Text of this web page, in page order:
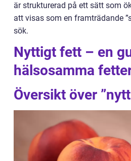
är strukturerad på ett sätt som
att visas som en framträdande
sök.
Nyttigt fett – en
hälsosamma
Översikt över